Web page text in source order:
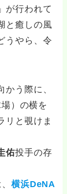
」が行われて
と癒しの風
うやら、令
う際に、
場）の横を
リと覗けま
佑投手の存
、横浜DeNA